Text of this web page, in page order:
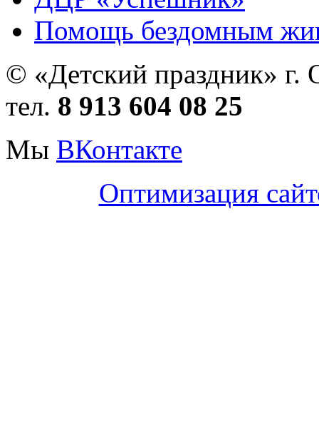
Помощь бездомным
© «Детский праздник» г.
тел. 8 913 604 08 25
Мы ВКонтакте
Оптимизация